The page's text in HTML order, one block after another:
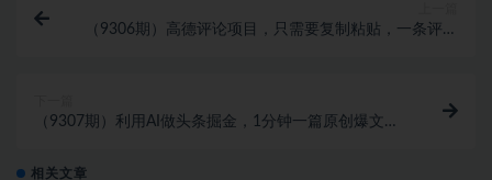
（9306期）高德评论项目，只需要复制粘贴，一条评论
（9307期）利用AI做头条掘金，1分钟一篇原创爆文，
相关文章